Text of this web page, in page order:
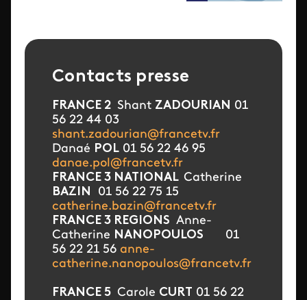
Contacts presse
FRANCE 2 Shant ZADOURIAN 01
56 22 44 03
shant.zadourian@francetv.fr
Danaé POL 01 56 22 46 95
danae.pol@francetv.fr
FRANCE 3 NATIONAL Catherine
BAZIN
01 56 22 75 15
catherine.bazin@francetv.fr
FRANCE 3 REGIONS Anne-
Catherine NANOPOULOS
01
56 22 21 56 anne-
catherine.nanopoulos@francetv.fr
FRANCE 5 Carole CURT 01 56 22